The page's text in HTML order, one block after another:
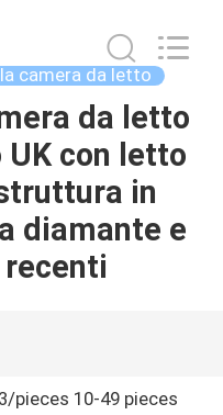
camera da letto
da letto
con letto
in
diamante e
pieces 10-49 pieces